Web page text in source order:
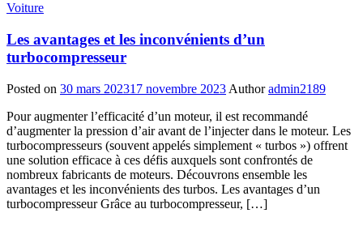
Voiture
Les avantages et les inconvénients d’un
turbocompresseur
Posted on 30 mars 202317 novembre 2023 Author admin2189
Pour augmenter l’efficacité d’un moteur, il est recommandé
d’augmenter la pression d’air avant de l’injecter dans le moteur. Les
turbocompresseurs (souvent appelés simplement « turbos ») offrent
une solution efficace à ces défis auxquels sont confrontés de
nombreux fabricants de moteurs. Découvrons ensemble les
avantages et les inconvénients des turbos. Les avantages d’un
turbocompresseur Grâce au turbocompresseur, […]